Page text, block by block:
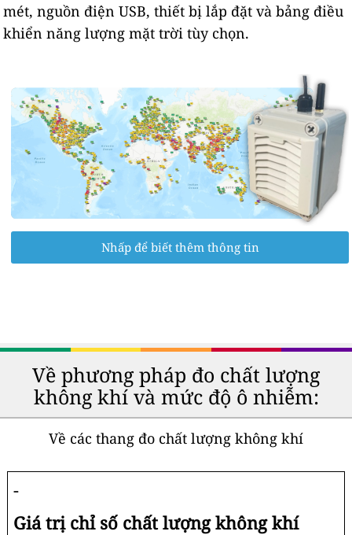
mét, nguồn điện USB, thiết bị lắp đặt và bảng điều
khiển năng lượng mặt trời tùy chọn.
Nhấp để biết thêm thông tin
Về phương pháp đo chất lượng
không khí và mức độ ô nhiễm:
Về các thang đo chất lượng không khí
-
Giá trị chỉ số chất lượng không khí